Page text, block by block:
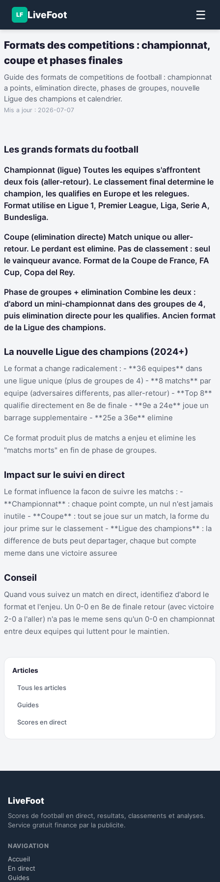
LF LiveFoot ☰
Formats des competitions : championnat,
coupe et phases finales
Guide des formats de competitions de football : championnat
a points, elimination directe, phases de groupes, nouvelle
Ligue des champions et calendrier.
Mis a jour : 2026-07-07
Les grands formats du football
Championnat (ligue) Toutes les equipes s'affrontent
deux fois (aller-retour). Le classement final determine le
champion, les qualifies en Europe et les relegues.
Format utilise en Ligue 1, Premier League, Liga, Serie A,
Bundesliga.
Coupe (elimination directe) Match unique ou aller-
retour. Le perdant est elimine. Pas de classement : seul
le vainqueur avance. Format de la Coupe de France, FA
Cup, Copa del Rey.
Phase de groupes + elimination Combine les deux :
d'abord un mini-championnat dans des groupes de 4,
puis elimination directe pour les qualifies. Ancien format
de la Ligue des champions.
La nouvelle Ligue des champions (2024+)
Le format a change radicalement : - **36 equipes** dans
une ligue unique (plus de groupes de 4) - **8 matchs** par
equipe (adversaires differents, pas aller-retour) - **Top 8**
qualifie directement en 8e de finale - **9e a 24e** joue un
barrage supplementaire - **25e a 36e** elimine
Ce format produit plus de matchs a enjeu et elimine les
"matchs morts" en fin de phase de groupes.
Impact sur le suivi en direct
Le format influence la facon de suivre les matchs : -
**Championnat** : chaque point compte, un nul n'est jamais
inutile - **Coupe** : tout se joue sur un match, la forme du
jour prime sur le classement - **Ligue des champions** : la
difference de buts peut departager, chaque but compte
meme dans une victoire assuree
Conseil
Quand vous suivez un match en direct, identifiez d'abord le
format et l'enjeu. Un 0-0 en 8e de finale retour (avec victoire
2-0 a l'aller) n'a pas le meme sens qu'un 0-0 en championnat
entre deux equipes qui luttent pour le maintien.
Articles
Tous les articles
Guides
Scores en direct
LiveFoot
Scores de football en direct, resultats, classements et analyses.
Service gratuit finance par la publicite.
NAVIGATION
Accueil
En direct
Guides